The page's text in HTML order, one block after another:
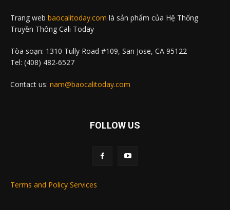
Trang web baocalitoday.com là sản phẩm của Hệ Thống
Truyền Thông Cali Today
Tòa soạn: 1310 Tully Road #109, San Jose, CA 95122
Tel: (408) 482-6527
Contact us: nam@baocalitoday.com
FOLLOW US
Terms and Policy Services